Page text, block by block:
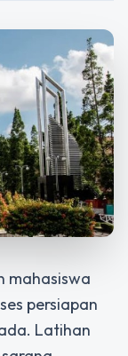
mahasiswa
persiapan
Latihan